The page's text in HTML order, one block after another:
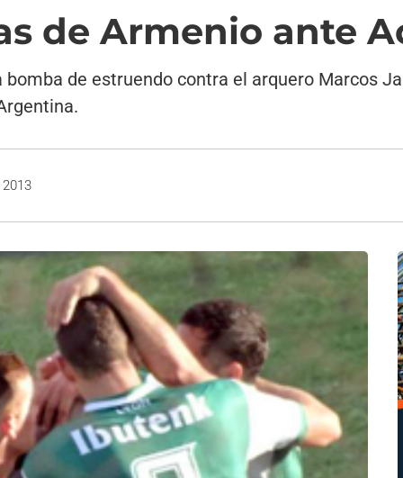
de Armenio ante
de estruendo contra el arquero Marcos